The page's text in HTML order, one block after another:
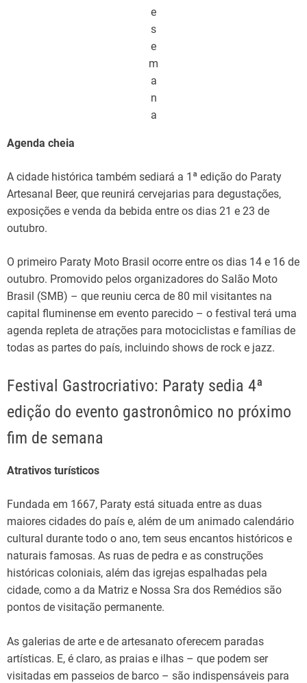
e
s
e
m
a
n
a
Agenda cheia
A cidade histórica também sediará a 1ª edição do Paraty
Artesanal Beer, que reunirá cervejarias para degustações,
exposições e venda da bebida entre os dias 21 e 23 de
outubro.
O primeiro Paraty Moto Brasil ocorre entre os dias 14 e 16 de
outubro. Promovido pelos organizadores do Salão Moto
Brasil (SMB) – que reuniu cerca de 80 mil visitantes na
capital fluminense em evento parecido – o festival terá uma
agenda repleta de atrações para motociclistas e famílias de
todas as partes do país, incluindo shows de rock e jazz.
Festival Gastrocriativo: Paraty sedia 4ª
edição do evento gastronômico no próximo
fim de semana
Atrativos turísticos
Fundada em 1667, Paraty está situada entre as duas
maiores cidades do país e, além de um animado calendário
cultural durante todo o ano, tem seus encantos históricos e
naturais famosas. As ruas de pedra e as construções
históricas coloniais, além das igrejas espalhadas pela
cidade, como a da Matriz e Nossa Sra dos Remédios são
pontos de visitação permanente.
As galerias de arte e de artesanato oferecem paradas
artísticas. E, é claro, as praias e ilhas – que podem ser
visitadas em passeios de barco – são indispensáveis para